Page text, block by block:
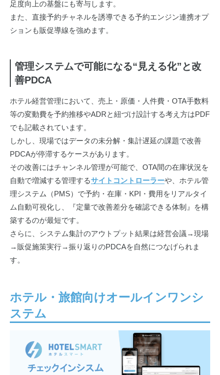
足度向上の基盤にも寄与します。
また、直接予約チャネルを誘導できる予約エンジン連携オプ
ションも販促導線を強めます。
管理システムで可能になる“見える化”と改
善PDCA
ホテル経営管理において、売上・原価・人件費・OTA手数料
等の変動費を予約推移やADRと紐づけ設計する考え方はPDF
でも記載されています。
しかし、現場ではデータの未分解・集計遅延の課題で改善
PDCAが停滞するケースがあります。
その改善にはチャンネル管理が可能で、OTA間の在庫状況を
自動で増減する管理するサイトコントローラーや、ホテル管
理システム（PMS）で予約・在庫・KPI・費用をリアルタイ
ム自動可視化し、『定量で改善差分を確認できる体制』を構
築するのが最短です。
さらに、システム集計のアウトプット結果は経営会議→現場
→販促施策実行→振り返りのPDCAを自然につなげられま
す。
ホテル・旅館向けオールインワンシ
ステム